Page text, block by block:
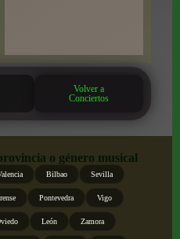
Volver a
Conciertos
o género musical
Bilbao Sevilla
Pontevedra Vigo
León Zamora